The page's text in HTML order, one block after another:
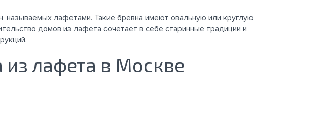
лафетами. Такие бревна имеют овальную или круглую
домов из лафета сочетает в себе старинные традиции и
лафета в Москве